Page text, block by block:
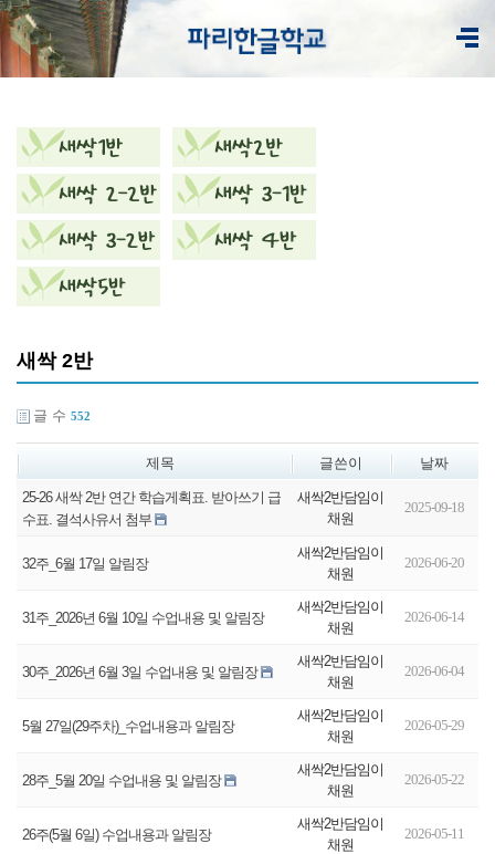
새싹 2반
글 수 552
제목 글쓴이 날짜
25-26 새싹 2반 연간 학습게획표. 받아쓰기 급
수표. 결석사유서 첨부
새싹2반담임이
채원
2025-09-18
32주_6월 17일 알림장
새싹2반담임이
채원
2026-06-20
31주_2026년 6월 10일 수업내용 및 알림장
새싹2반담임이
채원
2026-06-14
30주_2026년 6월 3일 수업내용 및 알림장
새싹2반담임이
채원
2026-06-04
5월 27일(29주차)_수업내용과 알림장
새싹2반담임이
채원
2026-05-29
28주_5월 20일 수업내용 및 알림장
새싹2반담임이
채원
2026-05-22
26주(5월 6일) 수업내용과 알림장
새싹2반담임이
채원
2026-05-11